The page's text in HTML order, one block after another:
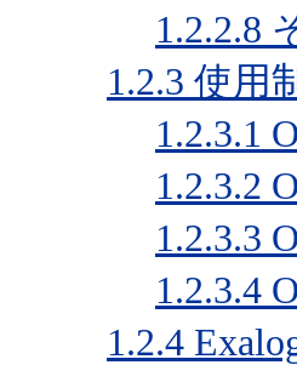
1.2.2.8
1.2.3 使用
1.2.3.1
1.2.3.2
1.2.3.3
1.2.3.4
1.2.4